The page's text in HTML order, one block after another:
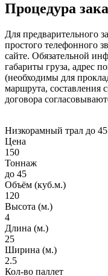
Процедура
Для предварительного
простого телефонного
сайте. Обязательной
габариты груза, адрес
(необходимы для
маршрута, составления
договора
Низкорамный трал до
Цена
150
Тоннаж
до 45
Объём (куб.м.)
120
Высота (м.)
4
Длина (м.)
25
Ширина (м.)
2.5
Кол-во паллет